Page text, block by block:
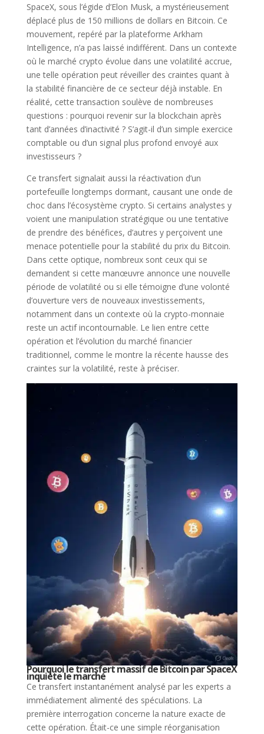
SpaceX, sous l’égide d’Elon Musk, a mystérieusement
déplacé plus de 150 millions de dollars en Bitcoin. Ce
mouvement, repéré par la plateforme Arkham
Intelligence, n’a pas laissé indifférent. Dans un contexte
où le marché crypto évolue dans une volatilité accrue,
une telle opération peut réveiller des craintes quant à
la stabilité financière de ce secteur déjà instable. En
réalité, cette transaction soulève de nombreuses
questions : pourquoi revenir sur la blockchain après
tant d’années d’inactivité ? S’agit-il d’un simple exercice
comptable ou d’un signal plus profond envoyé aux
investisseurs ?
Ce transfert signalait aussi la réactivation d’un
portefeuille longtemps dormant, causant une onde de
choc dans l’écosystème crypto. Si certains analystes y
voient une manipulation stratégique ou une tentative
de prendre des bénéfices, d’autres y perçoivent une
menace potentielle pour la stabilité du prix du Bitcoin.
Dans cette optique, nombreux sont ceux qui se
demandent si cette manœuvre annonce une nouvelle
période de volatilité ou si elle témoigne d’une volonté
d’ouverture vers de nouveaux investissements,
notamment dans un contexte où la crypto-monnaie
reste un actif incontournable. Le lien entre cette
opération et l’évolution du marché financier
traditionnel, comme le montre la récente hausse des
craintes sur la volatilité, reste à préciser.
Pourquoi le transfert massif de Bitcoin par SpaceX
inquiète le marché
Ce transfert instantanément analysé par les experts a
immédiatement alimenté des spéculations. La
première interrogation concerne la nature exacte de
cette opération. Était-ce une simple réorganisation